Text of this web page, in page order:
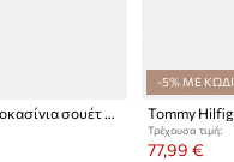
Tommy Hilfiger ανδρικά μοκασίνια σουέτ MODERN LIGHT HYBRID SUEDE LOAFER
-5% ΜΕ
Τρέχουσα τιμή:
77,99 €